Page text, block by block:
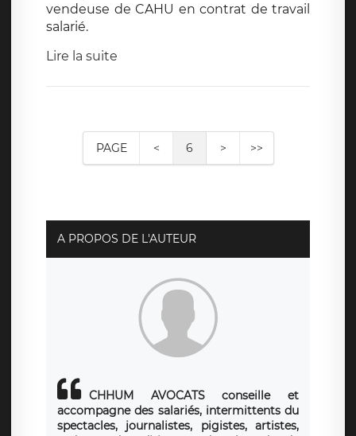
vendeuse de CAHU en contrat de travail
salarié.
Lire la suite
PAGE < 6 > >>
A PROPOS DE L'AUTEUR
CHHUM AVOCATS conseille et
accompagne des salariés, intermittents du
spectacles, journalistes, pigistes, artistes,